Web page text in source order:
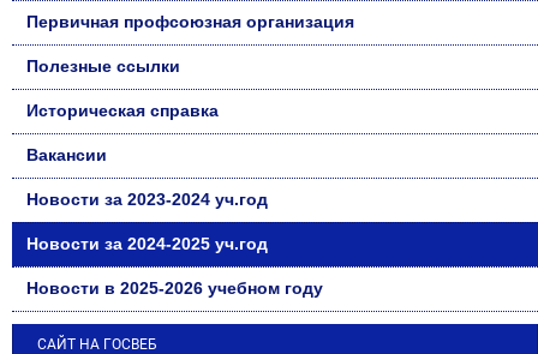
Первичная профсоюзная организация
Полезные ссылки
Историческая справка
Вакансии
Новости за 2023-2024 уч.год
Новости за 2024-2025 уч.год
Новости в 2025-2026 учебном году
САЙТ НА ГОСВЕБ